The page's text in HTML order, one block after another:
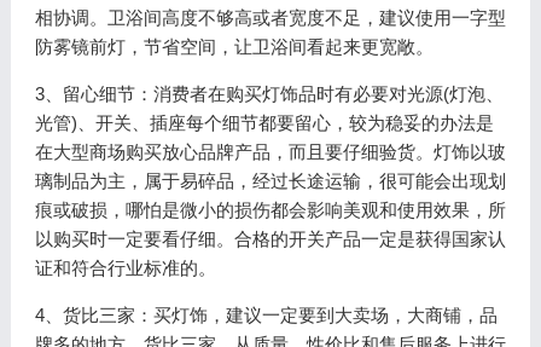
相协调。卫浴间高度不够高或者宽度不足，建议使用一字型
防雾镜前灯，节省空间，让卫浴间看起来更宽敞。
3、留心细节：消费者在购买灯饰品时有必要对光源(灯泡、
光管)、开关、插座每个细节都要留心，较为稳妥的办法是
在大型商场购买放心品牌产品，而且要仔细验货。灯饰以玻
璃制品为主，属于易碎品，经过长途运输，很可能会出现划
痕或破损，哪怕是微小的损伤都会影响美观和使用效果，所
以购买时一定要看仔细。合格的开关产品一定是获得国家认
证和符合行业标准的。
4、货比三家：买灯饰，建议一定要到大卖场，大商铺，品